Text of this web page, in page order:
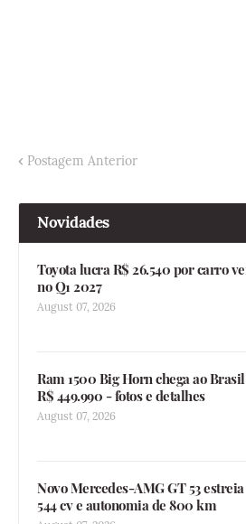
Postagem Anterior
Novidades
Toyota lucra R$ 26.540 por carro
no Q1 2027
August 07, 2026
Ram 1500 Big Horn chega ao
R$ 449.990 - fotos e detalhes
August 07, 2026
Novo Mercedes-AMG GT 53
544 cv e autonomia de 800 km